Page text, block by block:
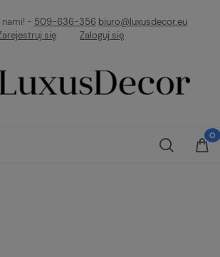
nami! - 509-636-356 biuro@luxusdecor.eu
się
Zaloguj się